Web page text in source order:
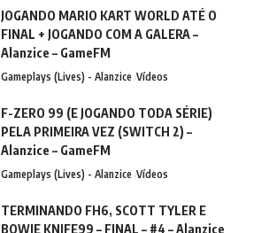
JOGANDO MARIO KART WORLD ATÉ O
FINAL + JOGANDO COM A GALERA –
Alanzice – GameFM
Gameplays (Lives) - Alanzice Vídeos
F-ZERO 99 (E JOGANDO TODA SÉRIE)
PELA PRIMEIRA VEZ (SWITCH 2) –
Alanzice – GameFM
Gameplays (Lives) - Alanzice Vídeos
TERMINANDO FH6, SCOTT TYLER E
BOWIE KNIFE99 – FINAL – #4 – Alanzice